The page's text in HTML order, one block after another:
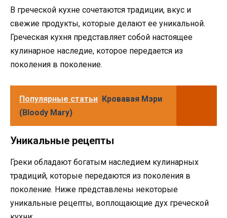
В греческой кухне сочетаются традиции, вкус и
свежие продукты, которые делают ее уникальной.
Греческая кухня представляет собой настоящее
кулинарное наследие, которое передается из
поколения в поколение.
Популярные статьи Кровавая Мэри
(Bloody Mary)
Уникальные рецепты
Греки обладают богатым наследием кулинарных
традиций, которые передаются из поколения в
поколение. Ниже представлены некоторые
уникальные рецепты, воплощающие дух греческой